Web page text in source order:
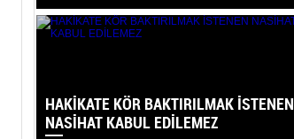
HAKİKATE KÖR BAKTIRILMAK İSTENEN
NASİHAT KABUL EDİLEMEZ